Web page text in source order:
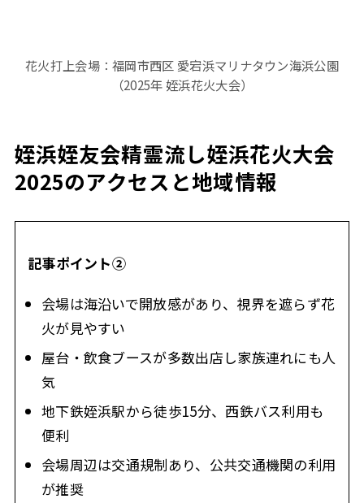
花火打上会場：福岡市西区 愛宕浜マリナタウン海浜公園
（2025年 姪浜花火大会）
姪浜姪友会精霊流し姪浜花火大会
2025のアクセスと地域情報
記事ポイント②
会場は海沿いで開放感があり、視界を遮らず花
火が見やすい
屋台・飲食ブースが多数出店し家族連れにも人
気
地下鉄姪浜駅から徒歩15分、西鉄バス利用も
便利
会場周辺は交通規制あり、公共交通機関の利用
が推奨